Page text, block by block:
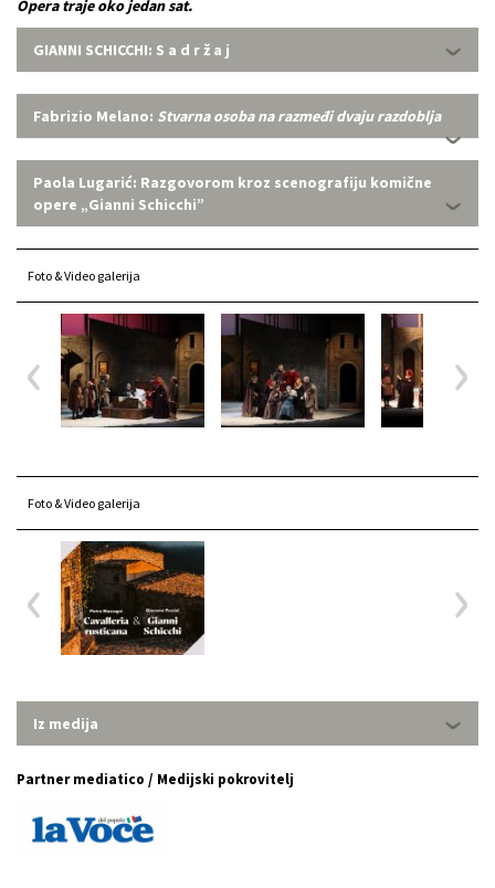
Opera traje oko jedan sat.
GIANNI SCHICCHI: S a d r ž a j
Fabrizio Melano: Stvarna osoba na razmeđi dvaju razdoblja
Paola Lugarić: Razgovorom kroz scenografiju komične
opere „Gianni Schicchi”
Foto & Video galerija
Foto & Video galerija
Iz medija
Partner mediatico / Medijski pokrovitelj